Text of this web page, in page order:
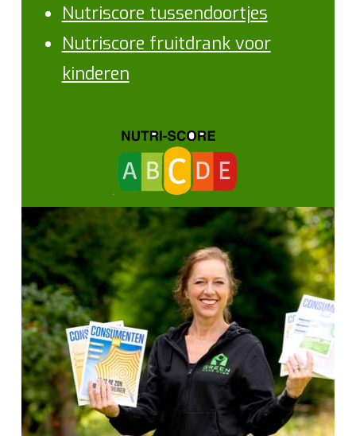
Nutriscore tussendoortjes
Nutriscore fruitdrank voor
kinderen